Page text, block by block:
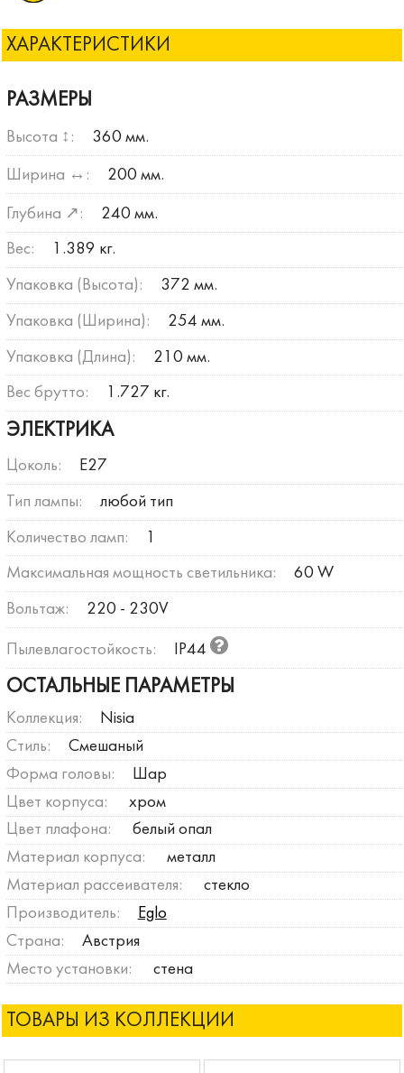
ХАРАКТЕРИСТИКИ
РАЗМЕРЫ
Высота ↕: 360 мм.
Ширина ↔: 200 мм.
Глубина ↗: 240 мм.
Вес: 1.389 кг.
Упаковка (Высота): 372 мм.
Упаковка (Ширина): 254 мм.
Упаковка (Длина): 210 мм.
Вес брутто: 1.727 кг.
ЭЛЕКТРИКА
Цоколь: E27
Тип лампы: любой тип
Количество ламп: 1
Максимальная мощность светильника: 60 W
Вольтаж: 220 - 230V
Пылевлагостойкость: IP44
ОСТАЛЬНЫЕ ПАРАМЕТРЫ
Коллекция:
Nisia
Стиль:
Смешаный
Форма головы:
Шар
Цвет корпуса:
хром
Цвет плафона:
белый опал
Материал корпуса:
металл
Материал рассеивателя:
стекло
Производитель:
Eglo
Страна:
Австрия
Место установки:
стена
ТОВАРЫ ИЗ КОЛЛЕКЦИИ